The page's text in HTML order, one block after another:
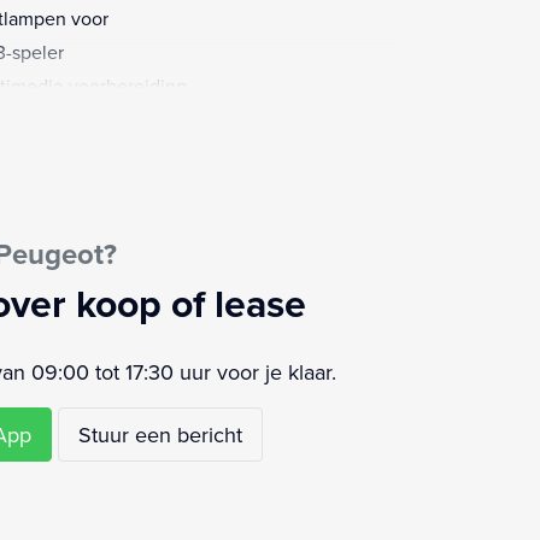
voor
speler
voorbereiding
met correctie
leder
multifunctioneel
verstelbaar
koop of lease
09:00 tot 17:30 uur voor je klaar.
Stuur een bericht